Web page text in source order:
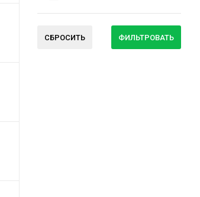
СБРОСИТЬ ФИЛЬТРОВАТЬ